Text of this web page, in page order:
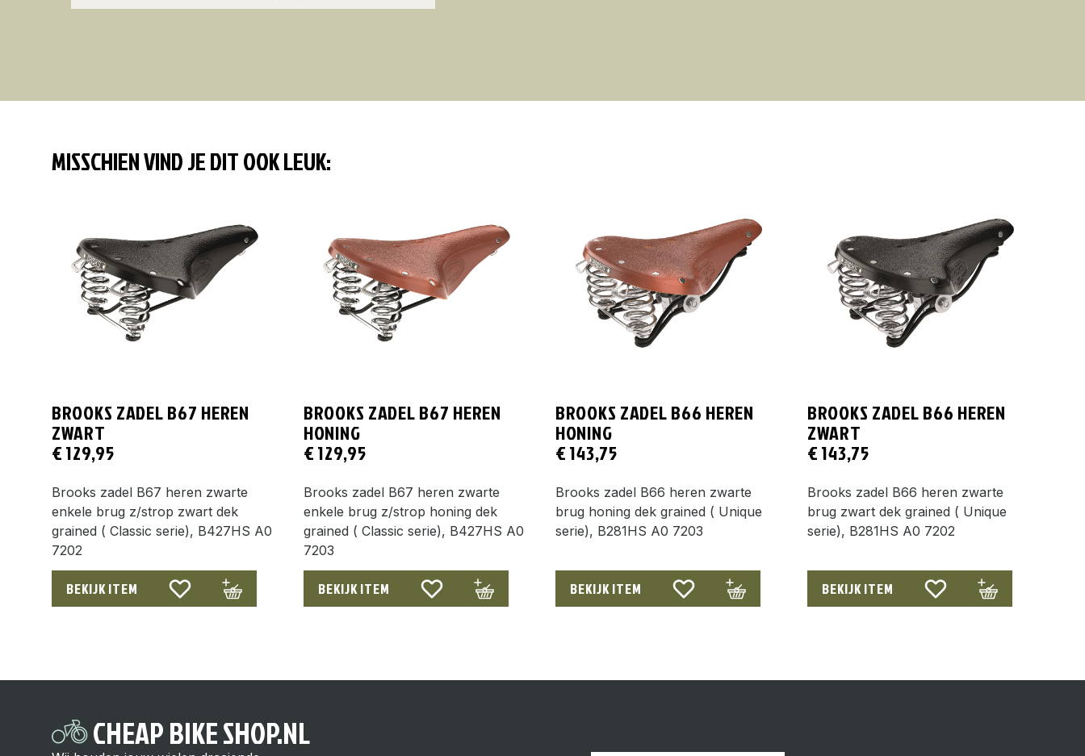
MISSCHIEN VIND JE DIT OOK LEUK:
BROOKS ZADEL B67 HEREN
ZWART
€129,95
Brooks zadel B67 heren zwarte
enkele brug z/strop zwart dek
grained ( Classic serie), B427HS A0
7202
BEKIJK ITEM
BROOKS ZADEL B67 HEREN
HONING
€129,95
Brooks zadel B67 heren zwarte
enkele brug z/strop honing dek
grained ( Classic serie), B427HS A0
7203
BEKIJK ITEM
BROOKS ZADEL B66 HEREN
HONING
€143,75
Brooks zadel B66 heren zwarte
brug honing dek grained ( Unique
serie), B281HS A0 7203
BEKIJK ITEM
BROOKS ZADEL B66 HEREN
ZWART
€143,75
Brooks zadel B66 heren zwarte
brug zwart dek grained ( Unique
serie), B281HS A0 7202
BEKIJK ITEM
CHEAP BIKE SHOP.NL